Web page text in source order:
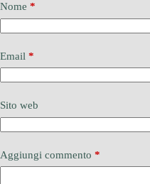
Nome *
Email *
Sito web
Aggiungi commento *